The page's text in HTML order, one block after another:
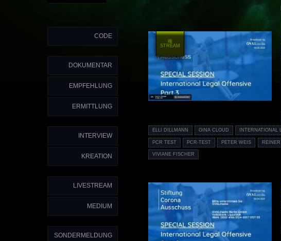
CODE
DOKUMENTAR
EMPFEHLUNG
ERMITTLUNG
INTERVIEW
KREATION
LIVESTREAM
MEDIUM
SONDERMELDUNG
ELLI DILLMANN GINA CLOUD INTERNATIONAL
PCR TEST PCR-TEST PETER WEIS
VIVIANE FISCHER
種
STREAM